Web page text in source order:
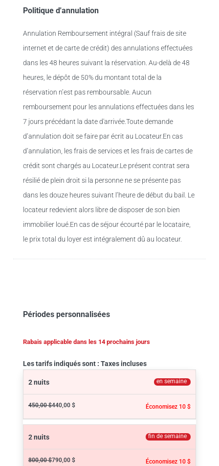
Politique d'annulation
Annulation Remboursement intégral (Sauf frais de site
internet et de carte de crédit) des annulations effectuées
dans les 48 heures suivant la réservation. Au-delà de 48
heures, le dépôt de 50% du montant total de la
réservation n’est pas remboursable. Aucun
remboursement pour les annulations effectuées dans les
7 jours précédant la date d'arrivée.Toute demande
d’annulation doit se faire par écrit au Locateur.En cas
d’annulation, les frais de services et les frais de cartes de
crédit sont chargés au Locateur.Le présent contrat sera
résilié de plein droit si la personne ne se présente pas
dans les douze heures suivant l’heure de début du bail. Le
locateur redevient alors libre de disposer de son bien
immobilier loué.En cas de séjour écourté par le locataire,
le prix total du loyer est intégralement dû au locateur.
Périodes personnalisées
Rabais applicable dans les 14 prochains jours
Les tarifs indiqués sont : Taxes incluses
2 nuits en semaine
450,00 $440,00 $ Économisez 10 $
2 nuits fin de semaine
800,00 $790,00 $ Économisez 10 $